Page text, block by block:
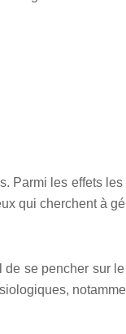
Parmi les effets
qui cherchent à
se pencher sur